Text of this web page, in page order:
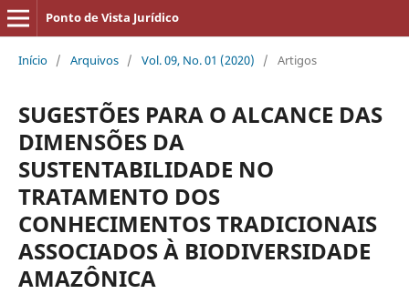
Ponto de Vista Jurídico
Início / Arquivos / Vol. 09, No. 01 (2020) / Artigos
SUGESTÕES PARA O ALCANCE DAS
DIMENSÕES DA
SUSTENTABILIDADE NO
TRATAMENTO DOS
CONHECIMENTOS TRADICIONAIS
ASSOCIADOS À BIODIVERSIDADE
AMAZÔNICA